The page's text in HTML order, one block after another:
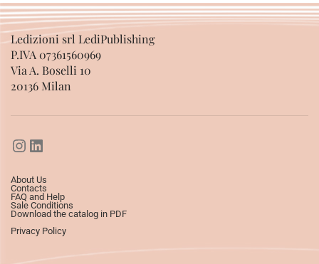
Ledizioni srl LediPublishing
P.IVA 07361560969
Via A. Boselli 10
20136 Milan
About Us
Contacts
FAQ and Help
Sale Conditions
Download the catalog in PDF
Privacy Policy